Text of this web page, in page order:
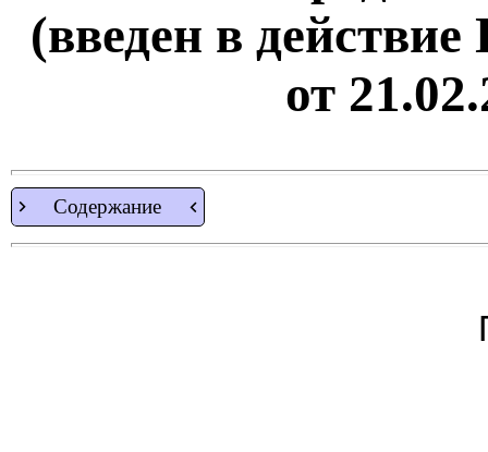
(введен в
от
Содержание